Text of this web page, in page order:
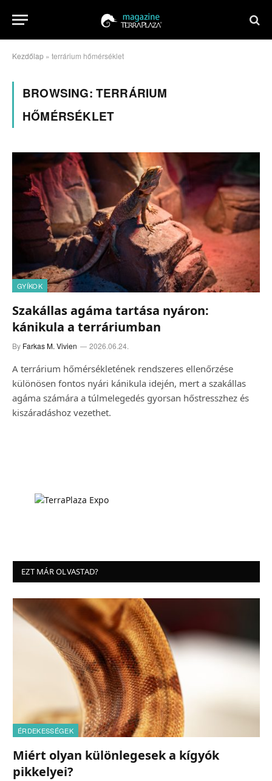
Kezdőlap » terrárium hőmérséklet
BROWSING: TERRÁRIUM
HŐMÉRSÉKLET
GYÍKOK
Szakállas agáma tartása nyáron:
kánikula a terráriumban
By Farkas M. Vivien 2026.06.24.
A terrárium hőmérsékletének rendszeres ellenőrzése
különösen fontos nyári kánikula idején, mert a szakállas
agáma számára a túlmelegedés gyorsan hőstresszhez és
kiszáradáshoz vezethet.
EZT MÁR OLVASTAD?
ÉRDEKESSÉGEK
Miért olyan különlegesek a kígyók
pikkelyei?